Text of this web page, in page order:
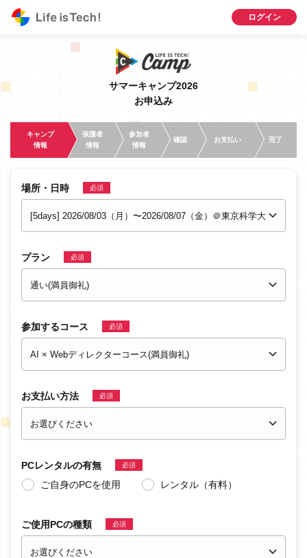
ログイン
サマーキャンプ2026
お申込み
キャンプ
情報
保護者
情報
参加者
情報
確認 お支払い 完了
場所・日時 必須
プラン 必須
参加するコース 必須
お支払い方法 必須
PCレンタルの有無 必須
ご自身のPCを使用 レンタル（有料）
ご使用PCの種類 必須